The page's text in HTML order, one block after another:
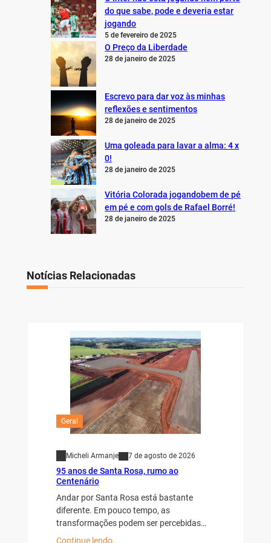
do que sabe, pode e deveria estar
jogando
5 de fevereiro de 2025
O Preço da Liberdade
28 de janeiro de 2025
Escrevo para dar voz às minhas
reflexões e sentimentos
28 de janeiro de 2025
Uma goleada para lavar a alma: 4 x
0!
28 de janeiro de 2025
Vitória Colorada jogandobem de pé
em pé e com gols de Rafael Borré!
28 de janeiro de 2025
Notícias Relacionadas
Geral
Micheli Armanje 7 de agosto de 2026
95 anos de Santa Rosa, rumo ao
Centenário
Andar por Santa Rosa está bastante
diferente. Em pouco tempo, as
transformações podem ser percebidas…
Continue lendo…